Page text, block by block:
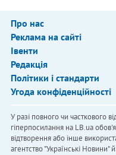
Про нас
Реклама на сайті
Івенти
Редакція
Політики і стандарти
Угода конфіденційності
У разі повного чи часткового
гіперпосилання на LB.ua
відтворення або інше
агентство "Українськi Новини"